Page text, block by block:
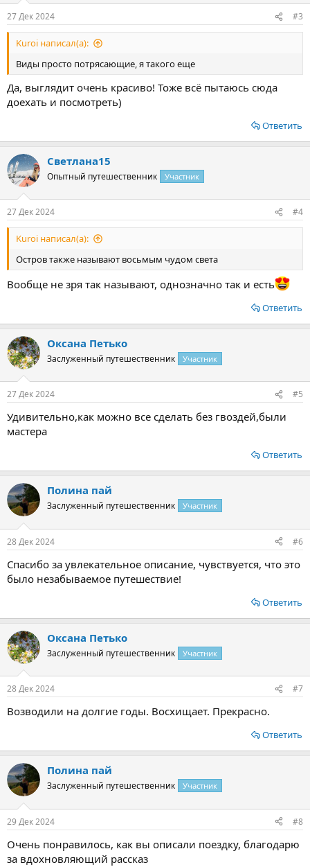
27 Дек 2024 #3
Kuroi написал(а):
Виды просто потрясающие, я такого еще
Да, выглядит очень красиво! Тоже всё пытаюсь сюда
доехать и посмотреть)
Ответить
Светлана15
Опытный путешественник Участник
27 Дек 2024 #4
Kuroi написал(а):
Остров также называют восьмым чудом света
Вообще не зря так называют, однозначно так и есть
Ответить
Оксана Петько
Заслуженный путешественник Участник
27 Дек 2024 #5
Удивительно,как можно все сделать без гвоздей,были
мастера
Ответить
Полина пай
Заслуженный путешественник Участник
28 Дек 2024 #6
Спасибо за увлекательное описание, чувствуется, что это
было незабываемое путешествие!
Ответить
Оксана Петько
Заслуженный путешественник Участник
28 Дек 2024 #7
Возводили на долгие годы. Восхищает. Прекрасно.
Ответить
Полина пай
Заслуженный путешественник Участник
29 Дек 2024 #8
Очень понравилось, как вы описали поездку, благодарю
за вдохновляющий рассказ